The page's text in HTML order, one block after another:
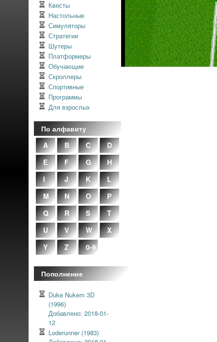
Квесты
Настольные
Симуляторы
Стратегии
Шутеры
Платформеры
Обучающие
Скроллеры
Спортивные
Программы
Для взрослых
По алфавиту
A
B C
D
E
F G
H
I
J K
L
M
N O
P
Q
R S
T
U
V W
X
Y
Z 0-9
Пополнение
Duke Nukem 3D
(1996)
Добавлено: 2018-01-
12
Loderunner (1983)